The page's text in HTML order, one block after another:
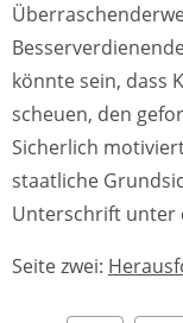
könnte sein, dass
scheuen, den
Sicherlich
staatliche
Unterschrift unter
Seite zwei: